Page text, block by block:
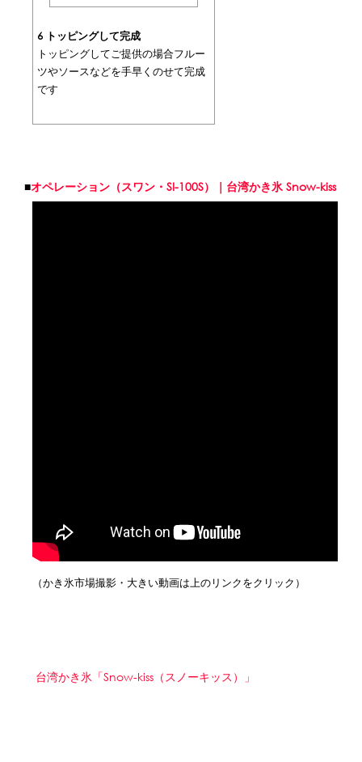
6 トッピングして完成
トッピングしてご提供の場合フルー
ツやソースなどを手早くのせて完成
です
■オペレーション（スワン・SI-100S）｜台湾かき氷 Snow-kiss
（かき氷市場撮影・大きい動画は上のリンクをクリック）
台湾かき氷「Snow-kiss（スノーキッス）」